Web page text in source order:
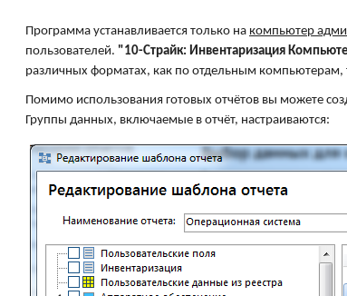
Программа устанавливается только на компьютер
пользователей. "10-Страйк: Инвентаризация
различных форматах, как по отдельным компьютерам,
Помимо использования готовых отчётов вы можете
Группы данных, включаемые в отчёт, настраиваются: